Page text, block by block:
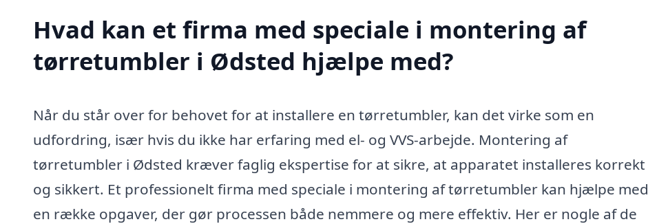
Hvad kan et firma med speciale i montering af
tørretumbler i Ødsted hjælpe med?
Når du står over for behovet for at installere en tørretumbler, kan det virke som en
udfordring, især hvis du ikke har erfaring med el- og VVS-arbejde. Montering af
tørretumbler i Ødsted kræver faglig ekspertise for at sikre, at apparatet installeres korrekt
og sikkert. Et professionelt firma med speciale i montering af tørretumbler kan hjælpe med
en række opgaver, der gør processen både nemmere og mere effektiv. Her er nogle af de